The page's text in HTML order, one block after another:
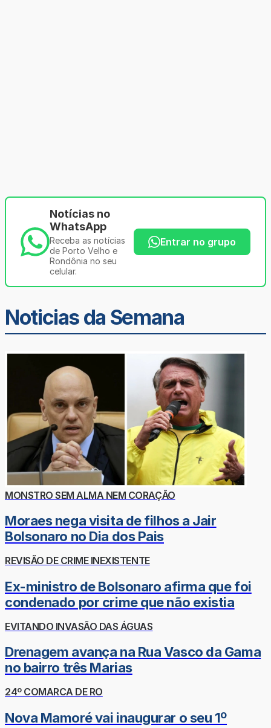
Notícias no
WhatsApp
Receba as notícias
de Porto Velho e
Rondônia no seu
celular.
Entrar no grupo
Noticias da Semana
MONSTRO SEM ALMA NEM CORAÇÃO
Moraes nega visita de filhos a Jair
Bolsonaro no Dia dos Pais
REVISÃO DE CRIME INEXISTENTE
Ex-ministro de Bolsonaro afirma que foi
condenado por crime que não existia
EVITANDO INVASÃO DAS ÁGUAS
Drenagem avança na Rua Vasco da Gama
no bairro três Marias
24º COMARCA DE RO
Nova Mamoré vai inaugurar o seu 1º